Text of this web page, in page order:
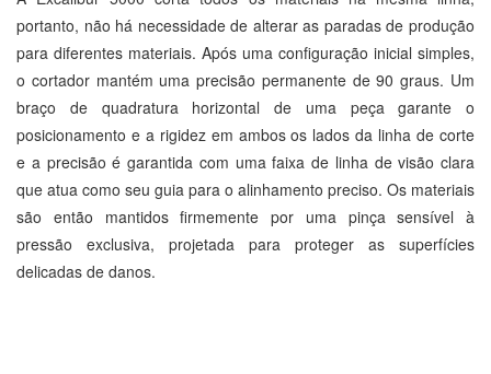
portanto, não há necessidade de alterar as paradas de produção
para diferentes materiais. Após uma configuração inicial simples,
o cortador mantém uma precisão permanente de 90 graus. Um
braço de quadratura horizontal de uma peça garante o
posicionamento e a rigidez em ambos os lados da linha de corte
e a precisão é garantida com uma faixa de linha de visão clara
que atua como seu guia para o alinhamento preciso. Os materiais
são então mantidos firmemente por uma pinça sensível à
pressão exclusiva, projetada para proteger as superfícies
delicadas de danos.